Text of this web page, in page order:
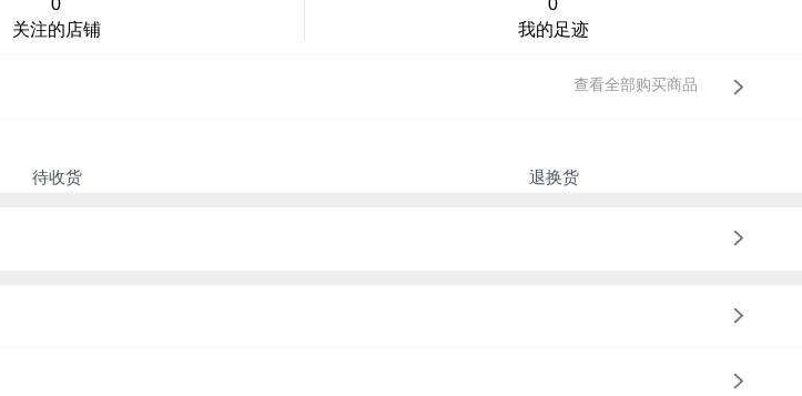
关注的店铺
我的足迹
查看全部购买商品
待收货 退换货